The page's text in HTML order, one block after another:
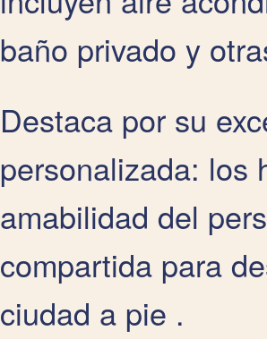
baño privado y
Destaca por su
personalizada: los
amabilidad del
compartida para
ciudad a pie .